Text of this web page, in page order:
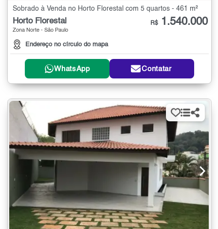
Sobrado à Venda no Horto Florestal com 5 quartos - 461 m²
Horto Florestal
Zona Norte - São Paulo
Endereço no círculo do mapa
R$ 1.540.000
WhatsApp Contatar